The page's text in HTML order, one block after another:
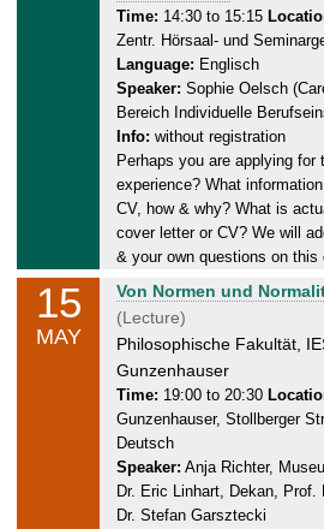
0
5
.
2
0
2
4
n
e
s
d
a
1
5
.
0
5
.
2
0
2
4
Time: 14:30 to 15:15
Zentr. Hörsaal- und
Language: Englisch
Speaker: Sophie Oelsch
Bereich Individuelle
Info: without registration
Perhaps you are applying
experience? What
CV, how & why? What is
cover letter or CV? We will
& your own questions on this
15
MAY
W
e
d
n
e
s
d
a
y
Von Normen und
(Lecture)
Philosophische Fakultät,
Gunzenhauser
Time: 19:00 to 20:30
Gunzenhauser, Stollberger
Deutsch
Speaker: Anja Richter,
Dr. Eric Linhart, Dekan,
Dr. Stefan Garsztecki